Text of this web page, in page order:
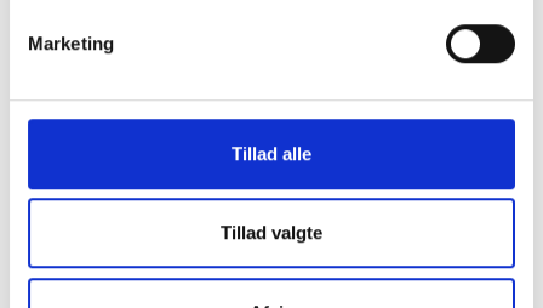
Marketing
Tillad alle
Tillad valgte
nem håndtering af adresser og fleksibel levering  så
indkøbet er lige til at gå til. En sikker favorit som
Andre købte også